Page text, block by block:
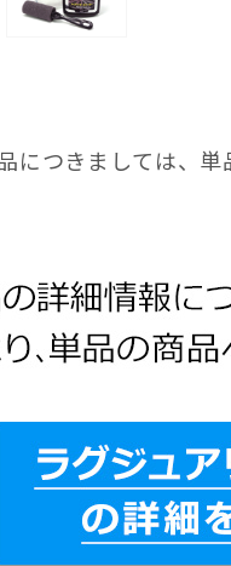
につきましては、